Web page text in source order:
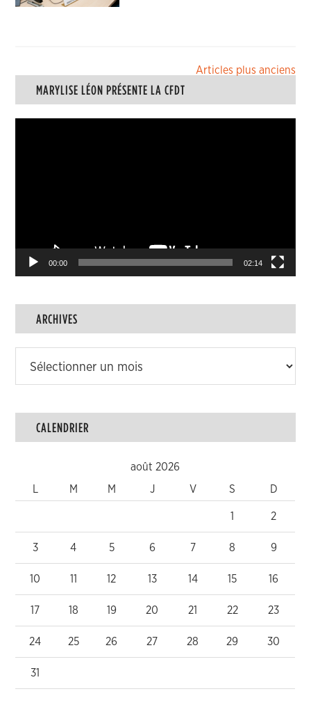
Navigation
des
articles
Articles plus anciens
MARYLISE LÉON PRÉSENTE LA CFDT
00:00 02:14
ARCHIVES
CALENDRIER
août 2026
M M J V S D
1 2
3 4 5 6 7 8 9
10 11 12 13 14 15 16
17 18 19 20 21 22 23
24 25 26 27 28 29 30
31